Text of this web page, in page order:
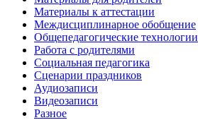
Материалы к аттестации
Междисциплинарное обобщение
Общепедагогические технологии
Работа с родителями
Социальная педагогика
Сценарии праздников
Аудиозаписи
Видеозаписи
Разное